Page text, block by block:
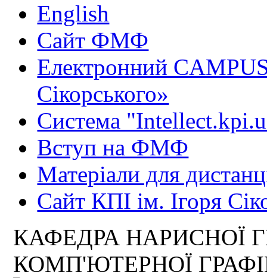
English
Сайт ФМФ
Електронний
Сікорського»
Система
Вступ на ФМФ
Матеріали для
Сайт КПІ ім. Ігоря
КАФЕДРА НАРИСНОЇ
КОМП'ЮТЕРНОЇ